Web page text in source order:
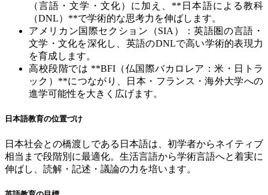
（言語・文学・文化）に加え、 ** 日本語による教科
（DNL） **で学術的な思考力を伸ばします。
アメリカン国際セクション（SIA ）：英語圏の言語・
文学・文化を深化し、英語のDNLで高い学術的表現力
を育成します。
高校段階では **BFI（仏国際バカロレア：米・日トラ
ック） **につながり、日本・フランス・海外大学への
進学可能性を大きく広げます。
日本語教育の位置づけ
日本社会との橋渡しである日本語は、初学者からネイティブ
相当まで段階別に最適化。生活言語から学術言語へと着実に
伸ばし、読解・記述・議論の力を培います。